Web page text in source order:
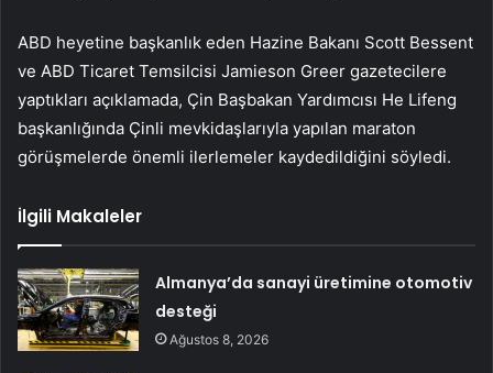
ABD heyetine başkanlık eden Hazine Bakanı Scott Bessent
ve ABD Ticaret Temsilcisi Jamieson Greer gazetecilere
yaptıkları açıklamada, Çin Başbakan Yardımcısı He Lifeng
başkanlığında Çinli mevkidaşlarıyla yapılan maraton
görüşmelerde önemli ilerlemeler kaydedildiğini söyledi.
İlgili Makaleler
Almanya’da sanayi üretimine otomotiv
desteği
Ağustos 8, 2026